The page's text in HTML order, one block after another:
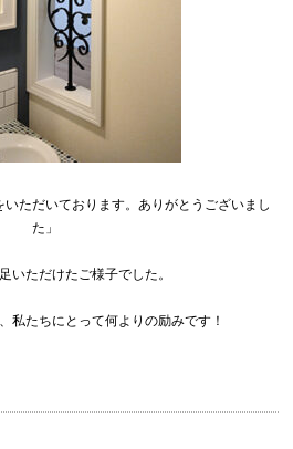
いただいております。ありがとうございまし
た」
いただけたご様子でした。
私たちにとって何よりの励みです！